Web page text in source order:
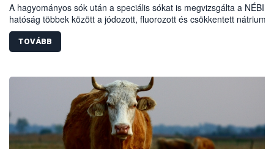
A hagyományos sók után a speciális sókat is megvizsgálta a
hatóság többek között a jódozott, fluorozott és csökkentett nátrium-
tartalmú termékeket vizsgálta elsősorban laboratóriumi és
paraméterek, jelölési előírások alapján. A vizsgálat eredményeként
termékből 40-nél indult hatósági eljárás: 32 esetben
mintegy fél millió forint bírságot szabtak ki a szakemberek. Több
kereskedelmi forgalomból is ki kellett vonni.
TOVÁBB